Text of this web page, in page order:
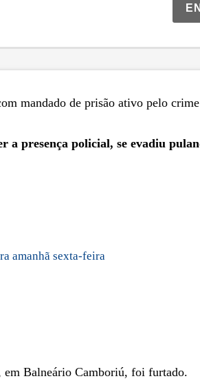
mandado de prisão ativo pelo
presença policial, se evadiu
amanhã sexta-feira
em Balneário Camboriú, foi furtado.